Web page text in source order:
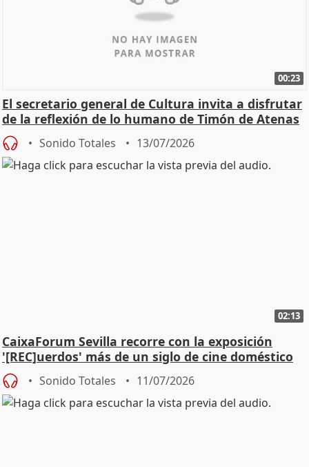
00:23
El secretario general de Cultura invita a disfrutar
de la reflexión de lo humano de Timón de Atenas
Sonido Totales 13/07/2026
02:13
CaixaForum Sevilla recorre con la exposición
'[REC]uerdos' más de un siglo de cine doméstico
Sonido Totales 11/07/2026